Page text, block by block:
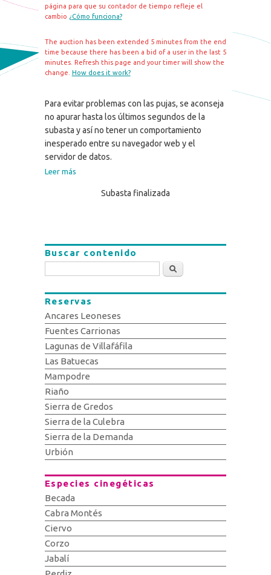
página para que su contador de tiempo refleje el
cambio ¿Cómo funciona?
The auction has been extended 5 minutes from the end
time because there has been a bid of a user in the last 5
minutes. Refresh this page and your timer will show the
change. How does it work?
Para evitar problemas con las pujas, se aconseja
no apurar hasta los últimos segundos de la
subasta y así no tener un comportamiento
inesperado entre su navegador web y el
servidor de datos.
Leer más
Subasta finalizada
Buscar contenido
Buscar
Reservas
Ancares Leoneses
Fuentes Carrionas
Lagunas de Villafáfila
Las Batuecas
Mampodre
Riaño
Sierra de Gredos
Sierra de la Culebra
Sierra de la Demanda
Urbión
Especies cinegéticas
Becada
Cabra Montés
Ciervo
Corzo
Jabalí